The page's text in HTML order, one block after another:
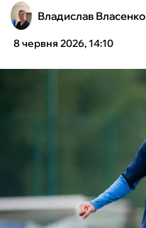
ХОКЕЙ
ТЕНІС
ІНШІ
Владислав Власенко
8 червня 2026, 14:10